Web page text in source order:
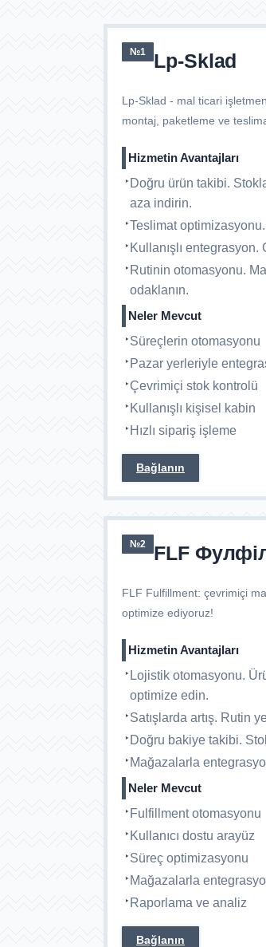
№1 Lp-Sklad
Lp-Sklad - mal ticari
montaj, paketleme ve
Hizmetin Avantajları
Doğru ürün takibi.
aza indirin.
Teslimat
Kullanışlı
Rutinin otomasyonu.
odaklanın.
Neler Mevcut
Süreçlerin otomasyonu
Pazar yerleriyle
Çevrimiçi stok kontrolü
Kullanışlı kişisel kabin
Hızlı sipariş işleme
Bağlanın
№2 FLF
FLF Fulfillment: çevrimiçi
optimize ediyoruz!
Hizmetin Avantajları
Lojistik otomasyonu.
optimize edin.
Satışlarda artış. Rutin
Doğru bakiye takibi.
Mağazalarla
Neler Mevcut
Fulfillment otomasyonu
Kullanıcı dostu arayüz
Süreç optimizasyonu
Mağazalarla
Raporlama ve analiz
Bağlanın